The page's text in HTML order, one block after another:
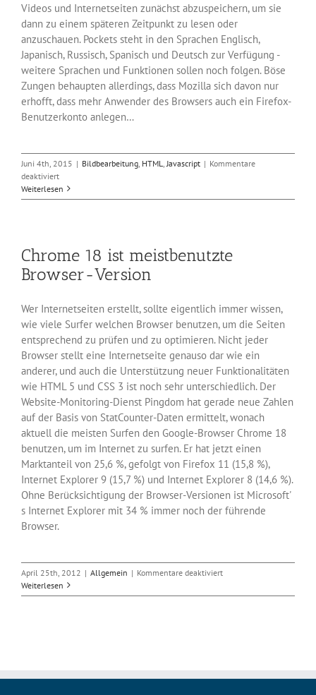
Videos und Internetseiten zunächst abzuspeichern, um sie
dann zu einem späteren Zeitpunkt zu lesen oder
anzuschauen. Pockets steht in den Sprachen Englisch,
Japanisch, Russisch, Spanisch und Deutsch zur Verfügung -
weitere Sprachen und Funktionen sollen noch folgen. Böse
Zungen behaupten allerdings, dass Mozilla sich davon nur
erhofft, dass mehr Anwender des Browsers auch ein Firefox-
Benutzerkonto anlegen…
Juni 4th, 2015 | Bildbearbeitung HTML Javascript | Kommentare
deaktiviertfür
Firefox
38.0.5
Reader
Pocket
Weiterlesen
Chrome 18 ist meistbenutzte
Browser-Version
Wer Internetseiten erstellt, sollte eigentlich immer wissen,
wie viele Surfer welchen Browser benutzen, um die Seiten
entsprechend zu prüfen und zu optimieren. Nicht jeder
Browser stellt eine Internetseite genauso dar wie ein
anderer, und auch die Unterstützung neuer Funktionalitäten
wie HTML 5 und CSS 3 ist noch sehr unterschiedlich. Der
Website-Monitoring-Dienst Pingdom hat gerade neue Zahlen
auf der Basis von StatCounter-Daten ermittelt, wonach
aktuell die meisten Surfen den Google-Browser Chrome 18
benutzen, um im Internet zu surfen. Er hat jetzt einen
Marktanteil von 25,6 %, gefolgt von Firefox 11 (15,8 %),
Internet Explorer 9 (15,7 %) und Internet Explorer 8 (14,6 %).
Ohne Berücksichtigung der Browser-Versionen ist Microsoft'
s Internet Explorer mit 34 % immer noch der führende
Browser.
April 25th, 2012 | Allgemein | Kommentare deaktiviertfür
18
Weiterlesen